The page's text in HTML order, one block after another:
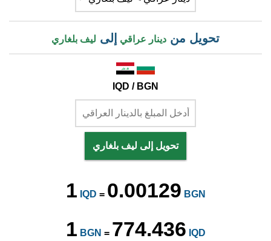
تحويل من دينار عراقي إلى ليف بلغاري
IQD / BGN
تحويل إلى ليف بلغاري
1 IQD = 0.00129 BGN
1 BGN = 774.436 IQD